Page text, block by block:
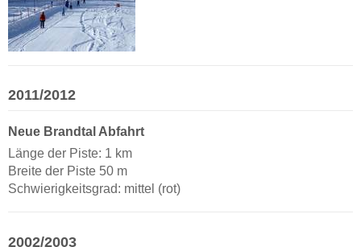
2011/2012
Neue Brandtal Abfahrt
Länge der Piste: 1 km
Breite der Piste 50 m
Schwierigkeitsgrad: mittel (rot)
2002/2003